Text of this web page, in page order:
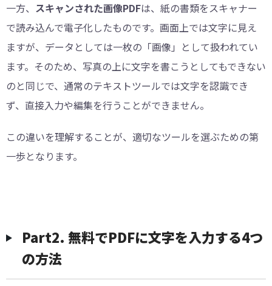
一方、 スキャンされた画像PDFは、紙の書類をスキャナー
で読み込んで電子化したものです。画面上では文字に見え
ますが、データとしては一枚の「画像」として扱われてい
ます。そのため、写真の上に文字を書こうとしてもできない
のと同じで、通常のテキストツールでは文字を認識でき
ず、直接入力や編集を行うことができません。
この違いを理解することが、適切なツールを選ぶための第
一歩となります。
︎Part2. 無料でPDFに文字を入力する4つ
の方法